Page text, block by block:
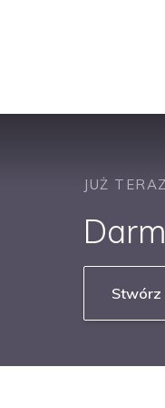
JUŻ
Stwórz